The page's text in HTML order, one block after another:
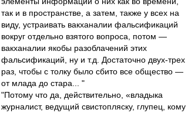
так и в пространстве, а затем, также у всех на
виду, устраивать вакханалии фальсификаций
вокруг отдельно взятого вопроса, потом —
вакханалии якобы разоблачений этих
фальсификаций, ну и т.д. Достаточно двух-трех
раз, чтобы с толку было сбито все общество —
от млада до стара... "
"Потому что да, действительно, «владыка
журналист, ведущий свистопляску, глупец, кому